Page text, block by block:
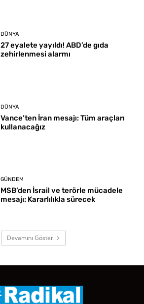
DÜNYA
27 eyalete yayıldı! ABD’de gıda
zehirlenmesi alarmı
DÜNYA
Vance’ten İran mesajı: Tüm araçları
kullanacağız
GÜNDEM
MSB’den İsrail ve terörle mücadele
mesajı: Kararlılıkla sürecek
Devamını Göster